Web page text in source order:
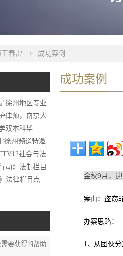
春雷 > 成功案例
徐州地区专业
律师，南京大
双本科毕
徐州频道特邀
社会与法
动》法制栏目
法律栏目点
成功案例
金秋9月，
案由：盗窃
办案思路：
1、从团伙